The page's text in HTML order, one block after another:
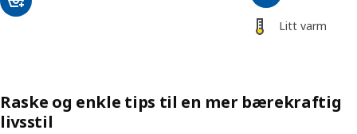
Litt varm
Raske og enkle tips til en mer bærekraftig
livsstil